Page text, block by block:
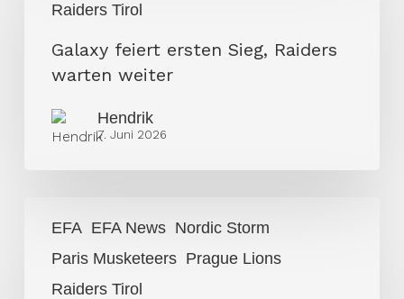
Raiders Tirol
ersten
weiter
Galaxy feiert ersten Sieg, Raiders
warten weiter
Hendrik
7. Juni 2026
EFA EFA News Nordic Storm
Paris Musketeers Prague Lions
Raiders Tirol
Überraschungen
Week